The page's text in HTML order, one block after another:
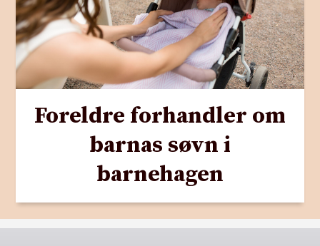
Foreldre forhandler om
barnas søvn i
barnehagen